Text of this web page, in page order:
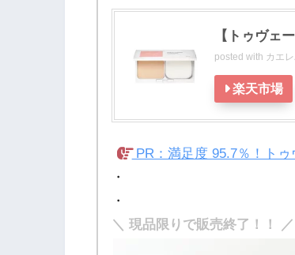
【トゥヴェ
posted with カエ
楽天市場
PR：満足度 95.7％！トゥ
・
・
＼ 現品限りで販売終了！！ ／